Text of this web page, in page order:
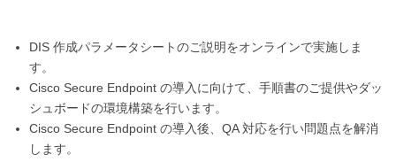
DIS 作成パラメータシートのご説明をオンラインで実施しま
す。
Cisco Secure Endpoint の導入に向けて、手順書のご提供やダッ
シュボードの環境構築を行います。
Cisco Secure Endpoint の導入後、QA 対応を行い問題点を解消
します。